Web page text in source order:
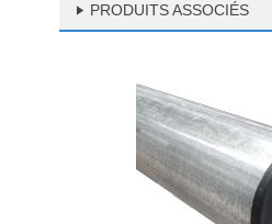
PRODUITS ASSOCIÉS